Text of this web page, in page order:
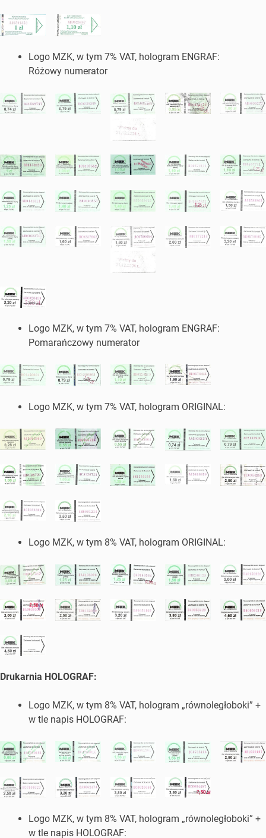
Logo MZK, w tym 7% VAT, hologram ENGRAF:
Różowy numerator
Logo MZK, w tym 7% VAT, hologram ENGRAF:
Pomarańczowy numerator
Logo MZK, w tym 7% VAT, hologram ORIGINAL:
Logo MZK, w tym 8% VAT, hologram ORIGINAL:
Drukarnia HOLOGRAF:
Logo MZK, w tym 8% VAT, hologram „równoległoboki” +
w tle napis HOLOGRAF:
Logo MZK, w tym 8% VAT, hologram „równoległoboki” +
w tle napis HOLOGRAF: